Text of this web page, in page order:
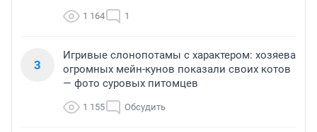
1 164 1
3
Игривые слонопотамы с характером: хозяева
огромных мейн-кунов показали своих котов
— фото суровых питомцев
1 155 Обсудить